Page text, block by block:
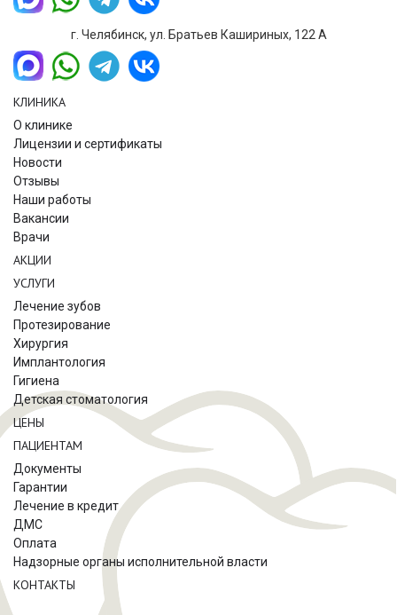
г. Челябинск, ул. Братьев Кашириных, 122 А
КЛИНИКА
О клинике
Лицензии и сертификаты
Новости
Отзывы
Наши работы
Вакансии
Врачи
АКЦИИ
УСЛУГИ
Лечение зубов
Протезирование
Хирургия
Имплантология
Гигиена
Детская стоматология
ЦЕНЫ
ПАЦИЕНТАМ
Документы
Гарантии
Лечение в кредит
ДМС
Оплата
Надзорные органы исполнительной власти
КОНТАКТЫ